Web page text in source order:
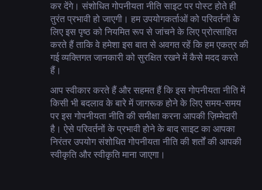
कर देंगे। संशोधित गोपनीयता नीति साइट पर पोस्ट होते ही
तुरंत प्रभावी हो जाएगी। हम उपयोगकर्ताओं को परिवर्तनों के
लिए इस पृष्ठ को नियमित रूप से जांचने के लिए प्रोत्साहित
करते हैं ताकि वे हमेशा इस बात से अवगत रहें कि हम एकत्र की
गई व्यक्तिगत जानकारी को सुरक्षित रखने में कैसे मदद करते
हैं।
आप स्वीकार करते हैं और सहमत हैं कि इस गोपनीयता नीति में
किसी भी बदलाव के बारे में जागरूक होने के लिए समय-समय
पर इस गोपनीयता नीति की समीक्षा करना आपकी ज़िम्मेदारी
है। ऐसे परिवर्तनों के प्रभावी होने के बाद साइट का आपका
निरंतर उपयोग संशोधित गोपनीयता नीति की शर्तों की आपकी
स्वीकृति और स्वीकृति माना जाएगा।